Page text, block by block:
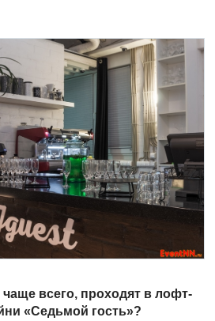
чаще всего, проходят в лофт-
«Седьмой гость»?